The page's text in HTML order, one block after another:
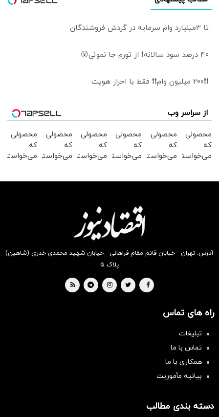
تا 3میلیارد وام سرمایه در گردش فروشندگان
40 درصد سود سالانه❗ از تورم جا نمونی😲
❗❗200 میلیون وام❗❗ فقط با احراز هویت
از سراسر وب
محصولی
که
می‌خواستی
محصولی
که
می‌خواستی
محصولی
که
می‌خواستی
بخر !
محصولی
که
می‌خواستی
بخر !
محصولی
که
می‌خواستی
محصولی
که
می‌خواستی
آدرس: تهران - خیابان قائم مقام فراهانی - خیابان شهید محمدی خدری (شاهین)
پلاک ۵
راه های تماس
تبلیغات
تماس با ما
همکاری با ما
بیانیه مأموریت
دسته بندی مطالب